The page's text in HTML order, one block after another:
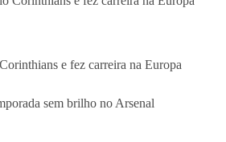
e fez carreira na Europa